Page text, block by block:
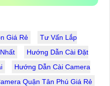
Giá Rẻ
Tư Vấn Lắp
Hướng Dẫn Cài Đặt
Hướng Dẫn Cài Camera
Quận Tân Phú Giá Rẻ